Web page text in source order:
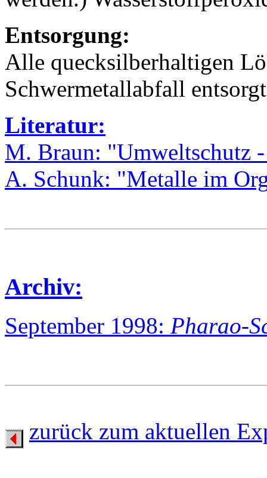
Entsorgung:
Alle quecksilberhaltigen
Schwermetallabfall
Literatur:
M. Braun: "Umweltschutz
A. Schunk: "Metalle im
Archiv:
September 1998: Pharao-
zurück zum aktuellen